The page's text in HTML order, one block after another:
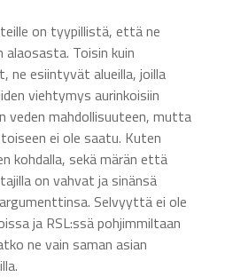
on tyypillistä, että ne
Toisin kuin
ne esiintyvät alueilla, joilla
viehtymys aurinkoisiin
veden mahdollisuuteen, mutta
ei ole saatu. Kuten
kohdalla, sekä märän että
on vahvat ja sinänsä
Selvyyttä ei ole
ja RSL:ssä pohjimmiltaan
ne vain saman asian